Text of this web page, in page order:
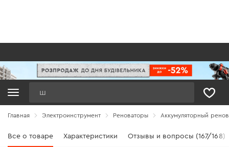
Главная Электроинструмент Реноваторы Аккумуляторный
Все о товаре Характеристики Отзывы и вопросы (167/168)